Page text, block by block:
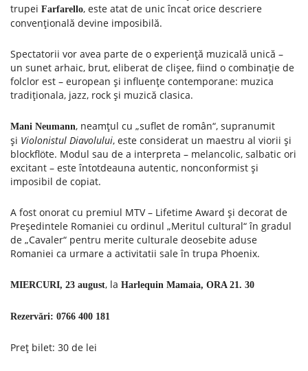
trupei Farfarello, este atat de unic încat orice descriere
convențională devine imposibilă.
Spectatorii vor avea parte de o experiență muzicală unică –
un sunet arhaic, brut, eliberat de clișee, fiind o combinație de
folclor est – european și influențe contemporane: muzica
tradiționala, jazz, rock şi muzică clasica.
Mani Neumann, neamțul cu „suflet de român“, supranumit
şi Violonistul Diavolului, este considerat un maestru al viorii şi
blockflöte. Modul sau de a interpreta – melancolic, salbatic ori
excitant – este întotdeauna autentic, nonconformist și
imposibil de copiat.
A fost onorat cu premiul MTV – Lifetime Award şi decorat de
Preşedintele Romaniei cu ordinul „Meritul cultural“ în gradul
de „Cavaler“ pentru merite culturale deosebite aduse
Romaniei ca urmare a activitatii sale în trupa Phoenix.
MIERCURI, 23 august, la Harlequin Mamaia, ORA 21. 30
Rezervări: 0766 400 181
Preț bilet: 30 de lei